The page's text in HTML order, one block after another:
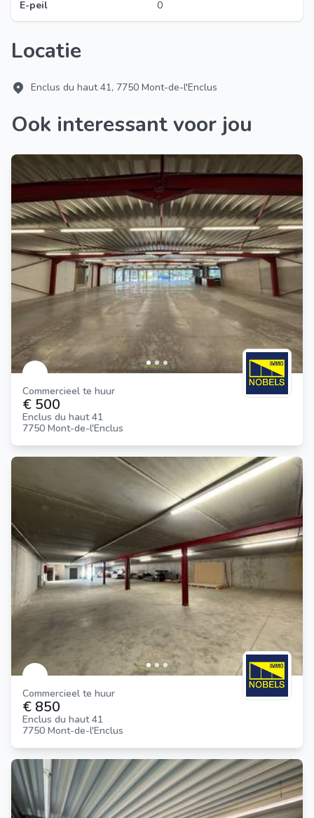
E-peil 0
Locatie
Enclus du haut 41, 7750 Mont-de-l'Enclus
Ook interessant voor jou
Commercieel te huur
€ 500
Enclus du haut 41
7750 Mont-de-l'Enclus
Commercieel te huur
€ 850
Enclus du haut 41
7750 Mont-de-l'Enclus